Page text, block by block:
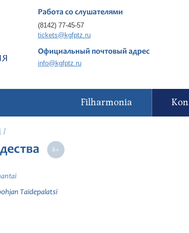
Работа со слушателями
(8142) 77-45-57
tickets@kgfptz.ru
Официальный почтовый адрес
info@kgfptz.ru
Filharmonia
Taidepalatsi